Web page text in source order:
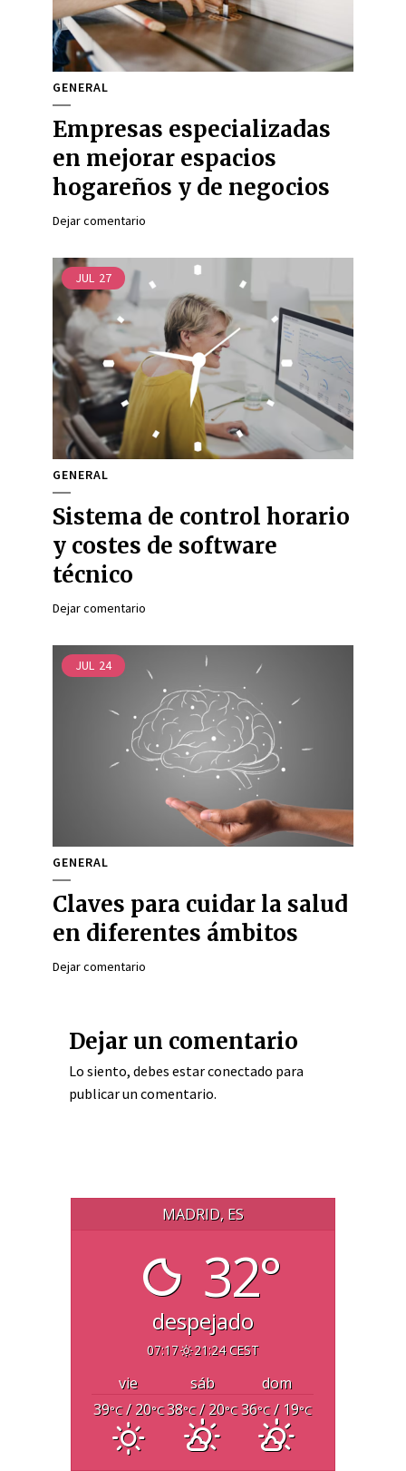
GENERAL
Empresas especializadas
en mejorar espacios
hogareños y de negocios
Dejar comentario
JUL 27
GENERAL
Sistema de control horario
y costes de software
técnico
Dejar comentario
JUL 24
GENERAL
Claves para cuidar la salud
en diferentes ámbitos
Dejar comentario
Dejar un comentario
Lo siento, debes estarconectado para
publicar un comentario.
MADRID, ES
32°
despejado
07:17 21:24 CEST
vie sáb
dom
39°C/ 20°C38°C/ 20°C 36°C/ 19°C